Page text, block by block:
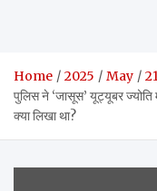
Home 2025 May
पुलिस ने ‘जासूस’ यूट्यूबर ज्योति
क्या लिखा था?